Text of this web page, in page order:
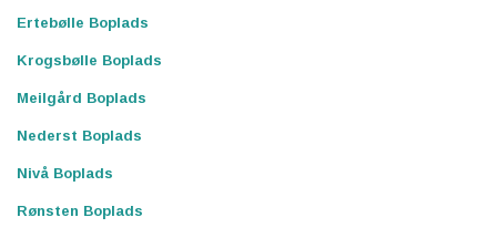
Ertebølle Boplads
Krogsbølle Boplads
Meilgård Boplads
Nederst Boplads
Nivå Boplads
Rønsten Boplads